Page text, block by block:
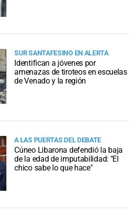
SUR SANTAFESINO EN ALERTA
Identifican a jóvenes por
amenazas de tiroteos en escuelas
de Venado y la región
A LAS PUERTAS DEL DEBATE
Cúneo Libarona defendió la baja
de la edad de imputabilidad: "El
chico sabe lo que hace"